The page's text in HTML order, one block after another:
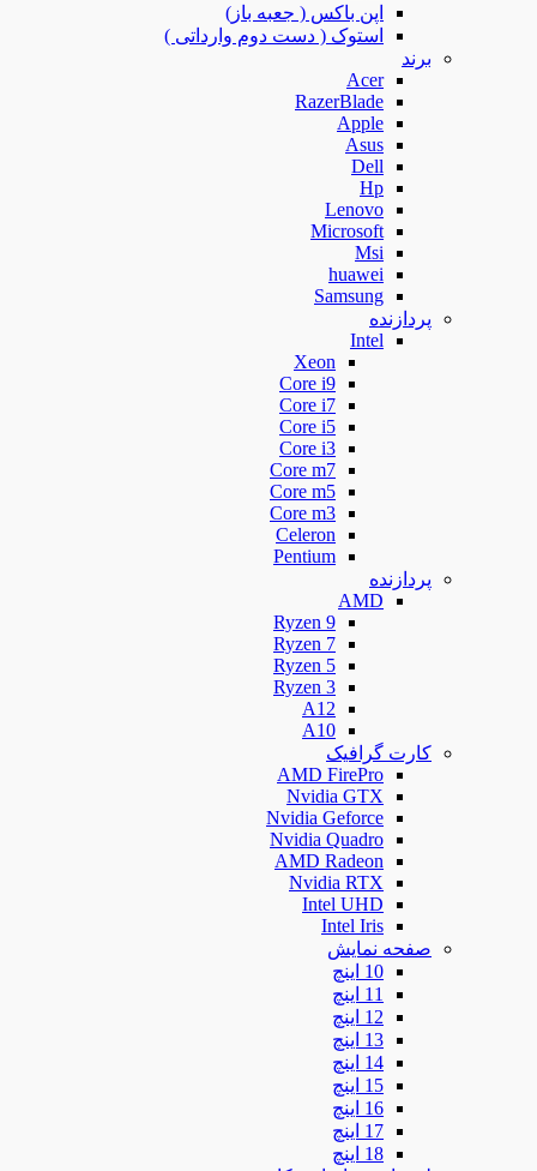
اپن باکس ( جعبه باز)
استوک ( دست دوم وارداتی )
برند
Acer
RazerBlade
Apple
Asus
Dell
Hp
Lenovo
Microsoft
Msi
huawei
Samsung
پردازنده
Intel
Xeon
Core i9
Core i7
Core i5
Core i3
Core m7
Core m5
Core m3
Celeron
Pentium
پردازنده
AMD
Ryzen 9
Ryzen 7
Ryzen 5
Ryzen 3
A12
A10
کارت گرافیک
AMD FirePro
Nvidia GTX
Nvidia Geforce
Nvidia Quadro
AMD Radeon
Nvidia RTX
Intel UHD
Intel Iris
صفحه نمایش
10 اینچ
11 اینچ
12 اینچ
13 اینچ
14 اینچ
15 اینچ
16 اینچ
17 اینچ
18 اینچ